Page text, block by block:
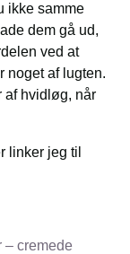
ikke samme
dem gå ud,
ved at
noget af lugten.
af hvidløg, når
linker jeg til
– cremede